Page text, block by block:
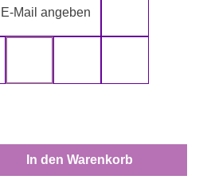
Mail angeben
den gewünschten
In den Warenkorb